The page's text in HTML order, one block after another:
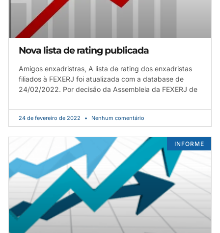
Nova lista de rating publicada
Amigos enxadristras, A lista de rating dos enxadristas
filiados à FEXERJ foi atualizada com a database de
24/02/2022. Por decisão da Assembleia da FEXERJ de
24 de fevereiro de 2022 Nenhum comentário
INFORME